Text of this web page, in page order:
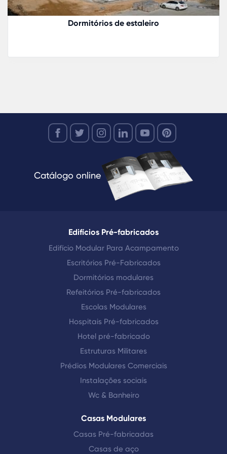
Universidade Internacional de
Catálogo online
Edifícios Pré-fabricados
Edifício Modular Para Acampamento
Escritórios Pré-Fabricados
Dormitórios modulares
Refeitórios Pré-fabricados
Escolas Modulares
Hospitais Pré-fabricados
Hotel pré-fabricado
Estruturas Militares
Prédios Modulares Comerciais
Instalações sociais
Wc & Banheiro
Casas Modulares
Casas Pré-fabricadas
Casas de aço